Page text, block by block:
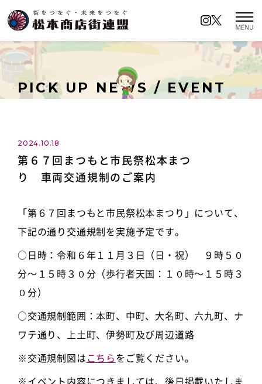
松本商店街連盟とは
商店街の名前の由来
ロケーションアクセス
商店街イチオシの名所
ロケーションアクセス
お知らせ／イベント情報
PICK UP NEWS / EVENT
2024.10.18
第６７回まつもと市民祭松本まつ
り 車両交通規制のご案内
「第６７回まつもと市民祭松本まつり」について、
下記の通り交通規制を実施予定です。
○日時：令和６年１１月３日（日・祝） ９時５０
分～１５時３０分（歩行者天国：１０時～１５時３
０分）
○交通規制範囲：本町、中町、大名町、六九町、ナ
ワテ通り、上土町、伊勢町及び周辺道路
※交通規制図は こちら をご覧ください。